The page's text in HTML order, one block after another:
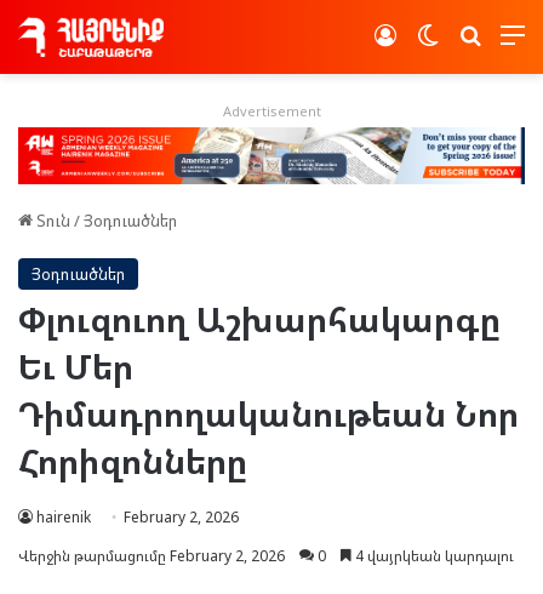
Switch skin
Log In
Advertisement
Տուն /Յօդուածներ
Յօդուածներ
Փլուզուող Աշխարհակարգը
Եւ Մեր
Դիմադրողականութեան Նոր
Հորիզոնները
hairenik
February 2, 2026
Վերջին թարմացումը February 2, 2026
0 4 վայրկեան կարդալու